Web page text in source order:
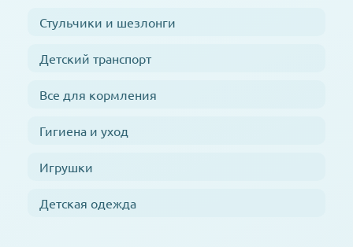
Стульчики и шезлонги
Детский транспорт
Все для кормления
Гигиена и уход
Игрушки
Детская одежда